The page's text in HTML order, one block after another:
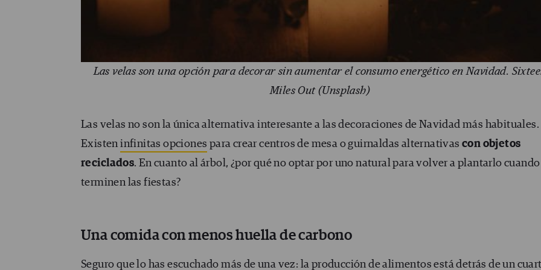
Las velas son una opción para decorar sin aumentar el consumo energético en Navidad.
Miles Out (Unsplash)
Las velas no son la única alternativa interesante a las decoraciones de Navidad más habituales.
Existeninfinitas opciones para crear centros de mesa o guirnaldas alternativascon objetos
reciclados. En cuanto al árbol, ¿por qué no optar por uno natural para volver a plantarlo cuando
terminen las fiestas?
Una comida con menos huella de carbono
Seguro que lo has escuchado más de una vez: la producción de alimentos está detrás deun